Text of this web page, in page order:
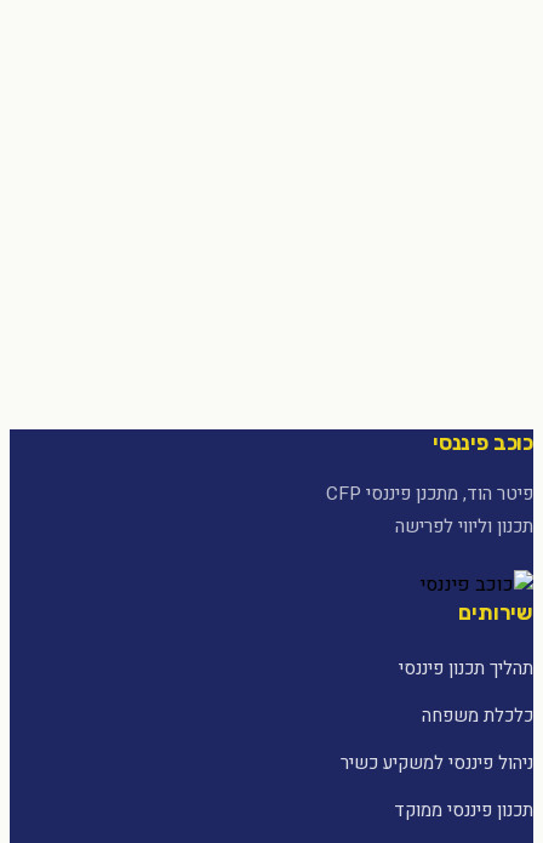
כוכב פיננסי
פיטר הוד, מתכנן פיננסי CFP
תכנון וליווי לפרישה
שירותים
תהליך תכנון פיננסי
כלכלת משפחה
ניהול פיננסי למשקיע כשיר
תכנון פיננסי ממוקד